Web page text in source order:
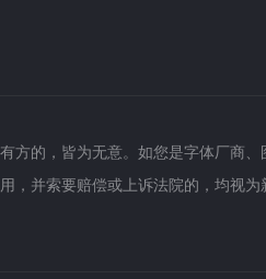
方的，皆为无意。如您是字体厂商
并索要赔偿或上诉法院的，均视